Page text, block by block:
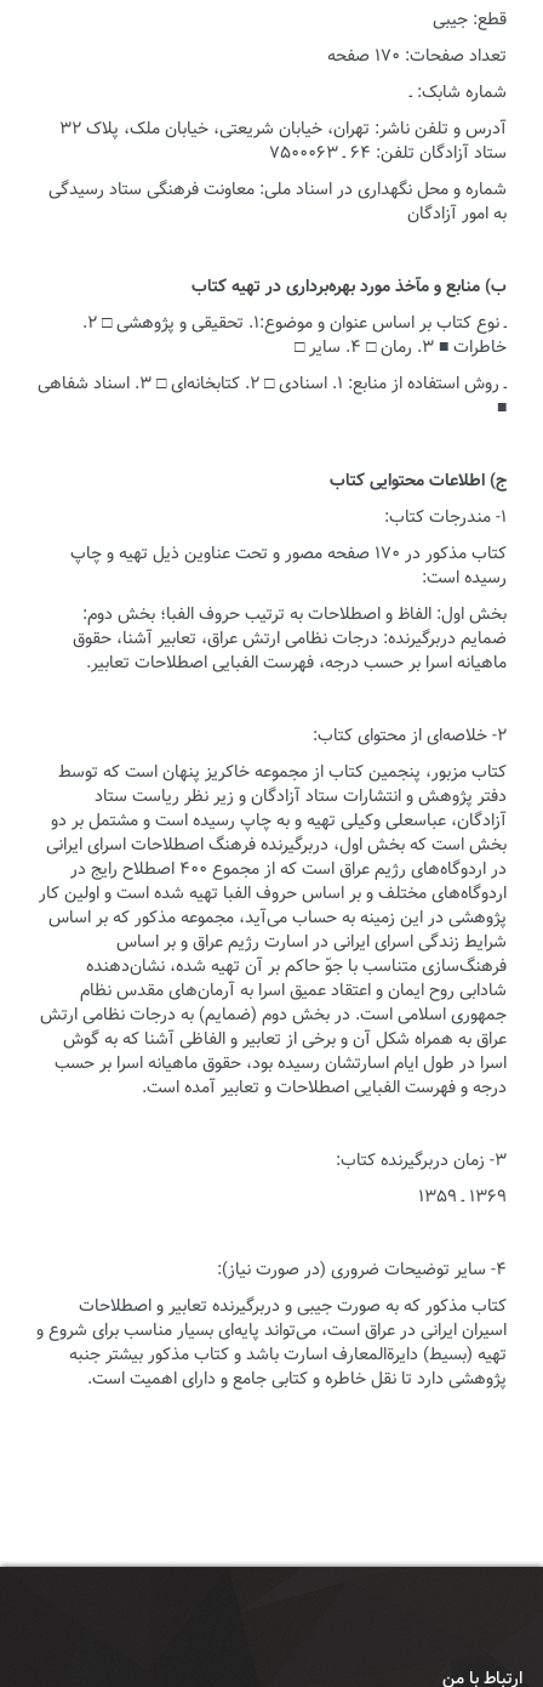
قطع: جیبی
تعداد صفحات: ۱۷۰ صفحه
شماره شابک: ـ
آدرس و تلفن ناشر: تهران، خیابان شریعتی، خیابان ملک، پلاک ۳۲
ستاد آزادگان تلفن: ۶۴ ـ ۷۵۰۰۰۶۳
شماره و محل نگهداری در اسناد ملی: معاونت فرهنگی ستاد رسیدگی
به امور آزادگان
ب) منابع و مآخذ مورد بهره‌برداری در تهیه کتاب
ـ نوع کتاب بر اساس عنوان و موضوع:۱. تحقیقی و پژوهشی □ ۲.
خاطرات ■ ۳. رمان □ ۴. سایر □
ـ روش استفاده از منابع: ۱. اسنادی □ ۲. کتابخانه‌ای □ ۳. اسناد شفاهی
■
ج) اطلاعات محتوایی کتاب
۱- مندرجات کتاب:
کتاب مذکور در ۱۷۰ صفحه مصور و تحت عناوین ذیل تهیه و چاپ
رسیده است:
بخش اول: الفاظ و اصطلاحات به ترتیب حروف الفبا؛ بخش دوم:
ضمایم دربرگیرنده: درجات نظامی ارتش عراق، تعابیر آشنا، حقوق
ماهیانه اسرا بر حسب درجه، فهرست الفبایی اصطلاحات تعابیر.
۲- خلاصه‌ای از محتوای کتاب:
کتاب مزبور، پنجمین کتاب از مجموعه خاکریز پنهان است که توسط
دفتر پژوهش و انتشارات ستاد آزادگان و زیر نظر ریاست ستاد
آزادگان، عباسعلی وکیلی تهیه و به چاپ رسیده است و مشتمل بر دو
بخش است که بخش اول، دربرگیرنده فرهنگ اصطلاحات اسرای ایرانی
در اردوگاه‌های رژیم عراق است که از مجموع ۴۰۰ اصطلاح رایج در
اردوگاه‌های مختلف و بر اساس حروف الفبا تهیه شده است و اولین کار
پژوهشی در این زمینه به حساب می‌آید، مجموعه مذکور که بر اساس
شرایط زندگی اسرای ایرانی در اسارت رژیم عراق و بر اساس
فرهنگ‌سازی متناسب با جوّ حاکم بر آن تهیه شده، نشان‌دهنده
شادابی روح ایمان و اعتقاد عمیق اسرا به آرمان‌های مقدس نظام
جمهوری اسلامی است. در بخش دوم (ضمایم) به درجات نظامی ارتش
عراق به همراه شکل آن و برخی از تعابیر و الفاظی آشنا که به گوش
اسرا در طول ایام اسارتشان رسیده بود، حقوق ماهیانه اسرا بر حسب
درجه و فهرست الفبایی اصطلاحات و تعابیر آمده است.
۳- زمان دربرگیرنده کتاب:
۱۳۶۹ ـ ۱۳۵۹
۴- سایر توضیحات ضروری (در صورت نیاز):
کتاب مذکور که به صورت جیبی و دربرگیرنده تعابیر و اصطلاحات
اسیران ایرانی در عراق است، می‌تواند پایه‌ای بسیار مناسب برای شروع و
تهیه (بسیط) دایرة‌المعارف اسارت باشد و کتاب مذکور بیشتر جنبه
پژوهشی دارد تا نقل خاطره و کتابی جامع و دارای اهمیت است.
ارتباط با من